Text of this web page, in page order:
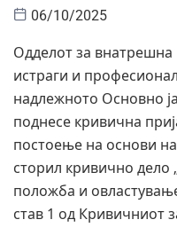
06/10/2025
Одделот за
истраги и
надлежното Основно
поднесе кривична
постоење на основи
сторил кривично дело
положба и
став 1 од Кривичниот